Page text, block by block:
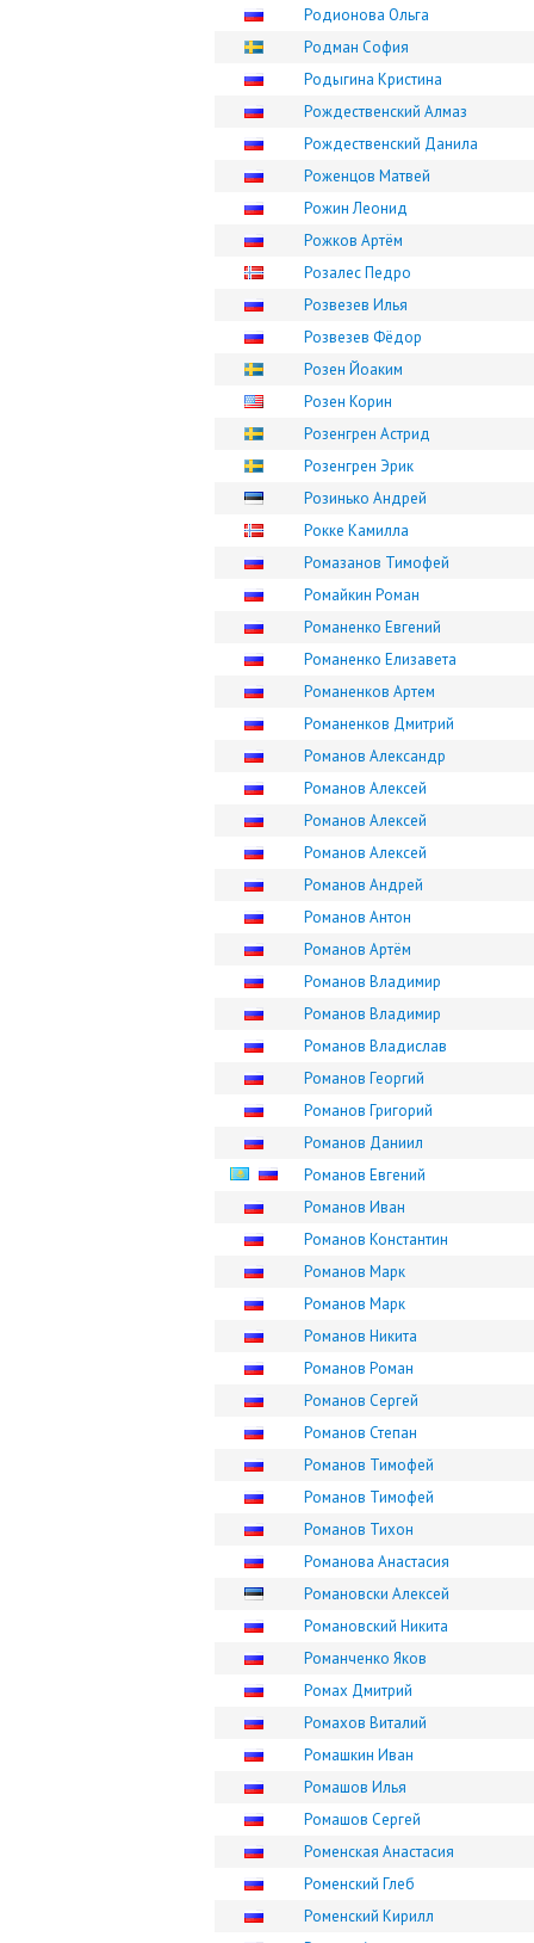
Родионова Ольга
Родман София
Родыгина Кристина
Рождественский Алмаз
Рождественский Данила
Роженцов Матвей
Рожин Леонид
Рожков Артём
Розалес Педро
Розвезев Илья
Розвезев Фёдор
Розен Йоаким
Розен Корин
Розенгрен Астрид
Розенгрен Эрик
Розинько Андрей
Рокке Камилла
Ромазанов Тимофей
Ромайкин Роман
Романенко Евгений
Романенко Елизавета
Романенков Артем
Романенков Дмитрий
Романов Александр
Романов Алексей
Романов Алексей
Романов Алексей
Романов Андрей
Романов Антон
Романов Артём
Романов Владимир
Романов Владимир
Романов Владислав
Романов Георгий
Романов Григорий
Романов Даниил
Романов Евгений
Романов Иван
Романов Константин
Романов Марк
Романов Марк
Романов Никита
Романов Роман
Романов Сергей
Романов Степан
Романов Тимофей
Романов Тимофей
Романов Тихон
Романова Анастасия
Романовски Алексей
Романовский Никита
Романченко Яков
Ромах Дмитрий
Ромахов Виталий
Ромашкин Иван
Ромашов Илья
Ромашов Сергей
Роменская Анастасия
Роменский Глеб
Роменский Кирилл